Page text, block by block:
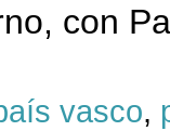
con
vasco,